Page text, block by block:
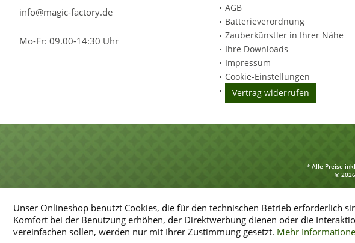
info@magic-factory.de
Mo-Fr: 09.00-14:30 Uhr
AGB
Batterieverordnung
Zauberkünstler in Ihrer Nähe
Ihre Downloads
Impressum
Cookie-Einstellungen
Vertrag widerrufen
* Alle Preise
©
des
Magic-
Factory-
des
Magic-
Factory-
Essen
Unser Onlineshop benutzt Cookies, die für den technischen Betrieb erforderlich
Komfort bei der Benutzung erhöhen, der Direktwerbung dienen oder die
vereinfachen sollen, werden nur mit Ihrer Zustimmung gesetzt. Mehr